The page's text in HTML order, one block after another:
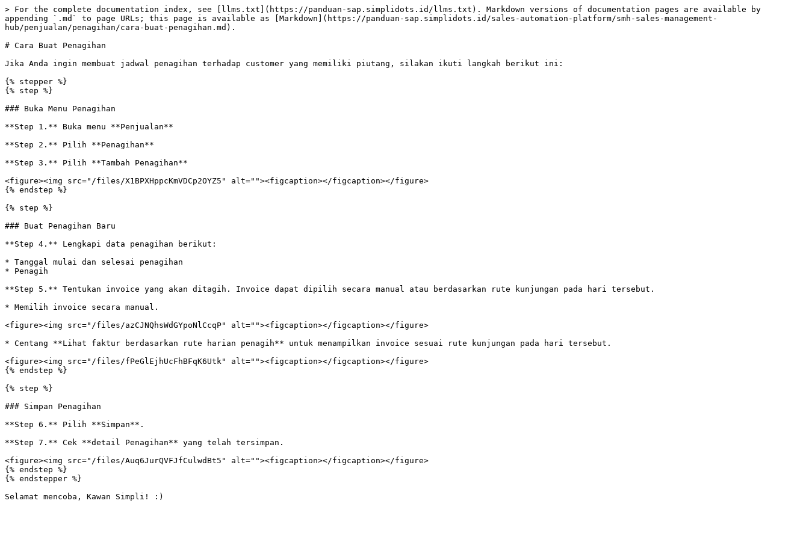
> For the complete documentation index, see [llms.txt](https://panduan-sap.simplidots.id/llms.txt). Markdown versions of documentation pages are available by
appending `.md` to page URLs; this page is available as [Markdown](https://panduan-sap.simplidots.id/sales-automation-platform/smh-sales-management-
hub/penjualan/penagihan/cara-buat-penagihan.md).
# Cara Buat Penagihan
Jika Anda ingin membuat jadwal penagihan terhadap customer yang memiliki piutang, silakan ikuti langkah berikut ini:
{% stepper %}
{% step %}
### Buka Menu Penagihan
**Step 1.** Buka menu **Penjualan**
**Step 2.** Pilih **Penagihan**
**Step 3.** Pilih **Tambah Penagihan**
<figure><img src="/files/X1BPXHppcKmVDCp2OYZ5" alt=""><figcaption></figcaption></figure>
{% endstep %}
{% step %}
### Buat Penagihan Baru
**Step 4.** Lengkapi data penagihan berikut:
* Tanggal mulai dan selesai penagihan
* Penagih
**Step 5.** Tentukan invoice yang akan ditagih. Invoice dapat dipilih secara manual atau berdasarkan rute kunjungan pada hari tersebut.
* Memilih invoice secara manual.
<figure><img src="/files/azCJNQhsWdGYpoNlCcqP" alt=""><figcaption></figcaption></figure>
* Centang **Lihat faktur berdasarkan rute harian penagih** untuk menampilkan invoice sesuai rute kunjungan pada hari tersebut.
<figure><img src="/files/fPeGlEjhUcFhBFqK6Utk" alt=""><figcaption></figcaption></figure>
{% endstep %}
{% step %}
### Simpan Penagihan
**Step 6.** Pilih **Simpan**.
**Step 7.** Cek **detail Penagihan** yang telah tersimpan.
<figure><img src="/files/Auq6JurQVFJfCulwdBt5" alt=""><figcaption></figcaption></figure>
{% endstep %}
{% endstepper %}